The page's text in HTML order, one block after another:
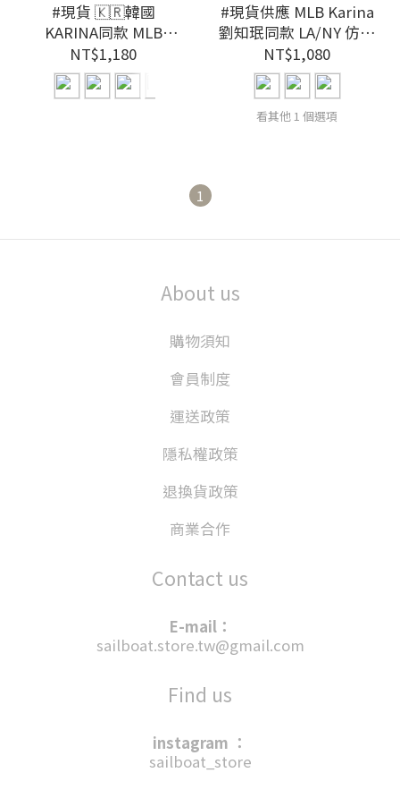
#現貨 🇰🇷韓國
KARINA同款 MLB
LA/NY 經典結構棒球帽
全封帽
NT$1,180
#現貨供應 MLB Karina
劉知珉同款 LA/NY 仿舊
水洗老帽
NT$1,080
看其他 1 個選項
1
About us
購物須知
會員制度
運送政策
隱私權政策
退換貨政策
商業合作
Contact us
E-mail：
sailboat.store.tw@gmail.com
Find us
instagram ：
sailboat_store